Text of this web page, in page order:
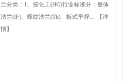
兰分类：1、按化工(HG)行业标准分：整体
法兰(IF)、螺纹法兰(Th)、板式平焊...
【详
情】